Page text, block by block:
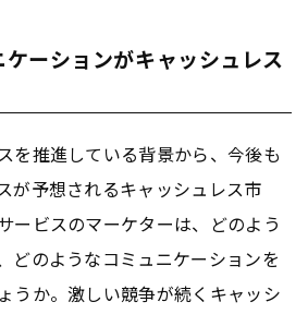
ーションがキャッシュレス
を推進している背景から、今後も
が予想されるキャッシュレス市
ービスのマーケターは、どのよう
どのようなコミュニケーションを
うか。激しい競争が続くキャッシ